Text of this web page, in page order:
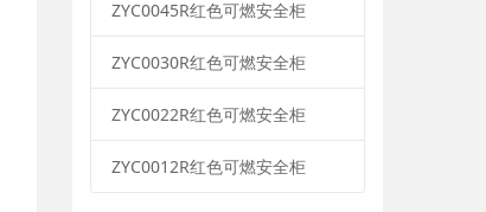
ZYC0045R红色可燃安全柜
ZYC0030R红色可燃安全柜
ZYC0022R红色可燃安全柜
ZYC0012R红色可燃安全柜